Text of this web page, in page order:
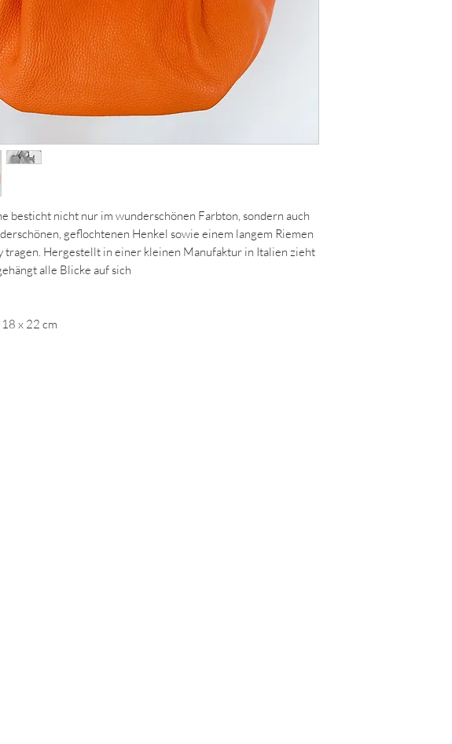
besticht nicht nur im wunderschönen Farbton, sondern auch
geflochtenen Henkel sowie einem langem Riemen
tragen. Hergestellt in einer kleinen Manufaktur in Italien zieht
alle Blicke auf sich.
x 22 cm